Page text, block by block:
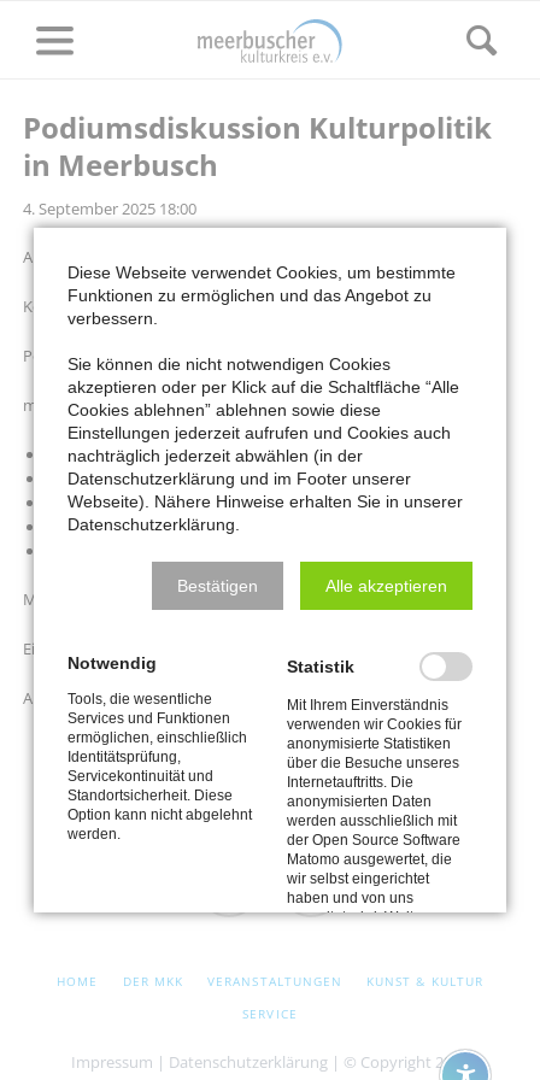
Podiumsdiskussion Kulturpolitik
in Meerbusch
4. September 2025 18:00
Aula der Realschule Osterath (Görresstraße 6, 40670 Meerbusch)
Kommunalwahl 2025
Podiumsdiskussion zur Kulturpolitik in Meerbusch
mit den Kandidaten für das Bürgermeisteramt:
Christian Bommers - CDU
Nicole Niederdellmann-Siemes - SPD
Dieter Schmoll - UWG / Freie Wähler
Andreas Wagner - Die PARTEI
Moderation : Dr. Lothar Beseler
Eintritt frei
Anmeldung nicht erforderlich
NAVIGATION
HOME DER MKK VERANSTALTUNGEN
KUNST & KULTUR
SERVICE
Impressum | Datenschutzerklärung | © Copyright 2026
Diese Webseite verwendet Cookies, um bestimmte
Funktionen zu ermöglichen und das Angebot zu
verbessern.
Sie können die nicht notwendigen Cookies
akzeptieren oder per Klick auf die Schaltfläche “Alle
Cookies ablehnen” ablehnen sowie diese
Einstellungen jederzeit aufrufen und Cookies auch
nachträglich jederzeit abwählen (in der
Datenschutzerklärung und im Footer unserer
Webseite). Nähere Hinweise erhalten Sie in unserer
Datenschutzerklärung.
Bestätigen Alle akzeptieren
Notwendig
Tools, die wesentliche
Services und Funktionen
ermöglichen, einschließlich
Identitätsprüfung,
Servicekontinuität und
Standortsicherheit. Diese
Option kann nicht abgelehnt
werden.
Statistik
Mit Ihrem Einverständnis
verwenden wir Cookies für
anonymisierte Statistiken
über die Besuche unseres
Internetauftritts. Die
anonymisierten Daten
werden ausschließlich mit
der Open Source Software
Matomo ausgewertet, die
wir selbst eingerichtet
haben und von uns
verwaltet wird. Weitere
Datenschutzerklärung.